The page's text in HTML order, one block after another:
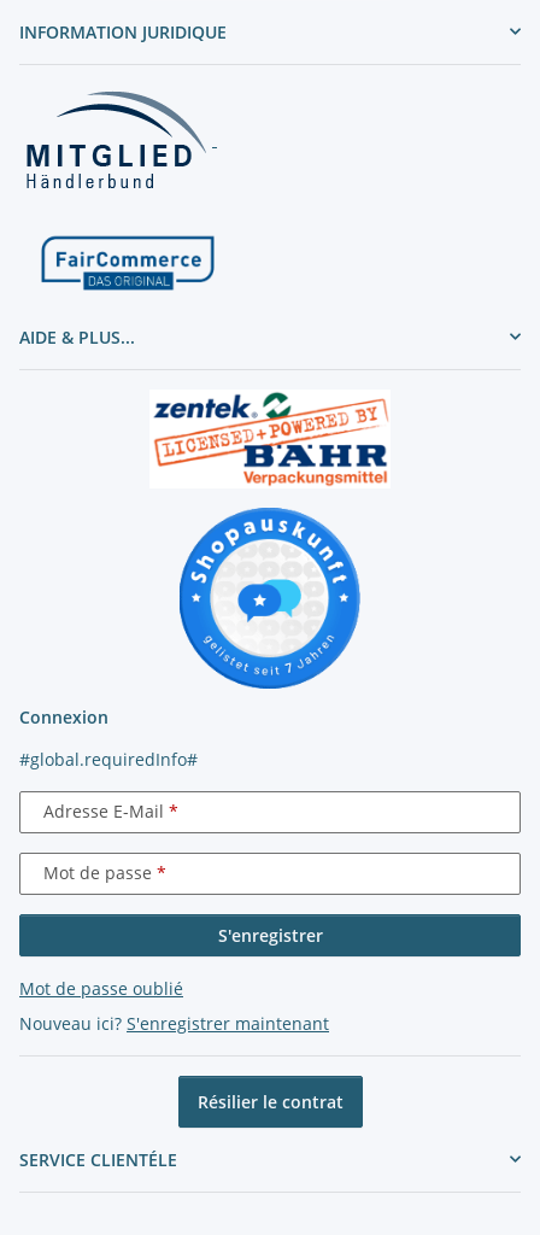
INFORMATION JURIDIQUE
AIDE & PLUS...
Connexion
#global.requiredInfo#
Adresse E-Mail
Mot de passe
S'enregistrer
Mot de passe oublié
Nouveau ici? S'enregistrer maintenant
Résilier le contrat
SERVICE CLIENTÉLE